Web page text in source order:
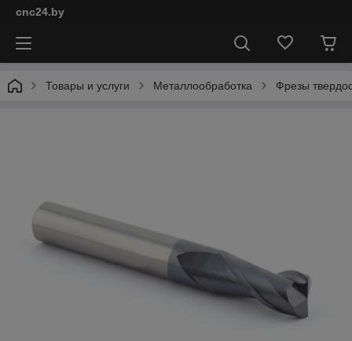
cnc24.by
Товары и услуги Металлообработка Фрезы